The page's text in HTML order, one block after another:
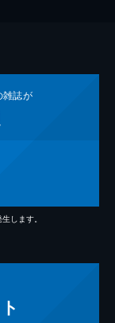
雑誌が
します。